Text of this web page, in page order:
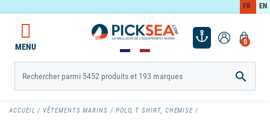
FR EN
0
MENU

ACCUEIL VÊTEMENTS MARINS
POLO, T SHIRT, CHEMISE